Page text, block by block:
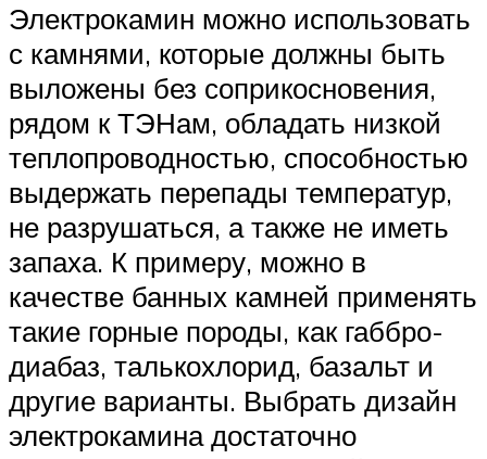
Электрокамин можно использовать
с камнями, которые должны быть
выложены без соприкосновения,
рядом к ТЭНам, обладать низкой
теплопроводностью, способностью
выдержать перепады температур,
не разрушаться, а также не иметь
запаха. К примеру, можно в
качестве банных камней применять
такие горные породы, как габбро-
диабаз, талькохлорид, базальт и
другие варианты. Выбрать дизайн
электрокамина достаточно